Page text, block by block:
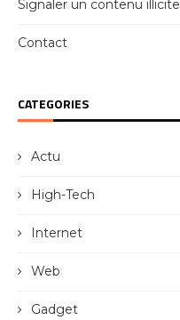
Signaler un contenu illicite
Contact
CATEGORIES
Actu
High-Tech
Internet
Web
Gadget